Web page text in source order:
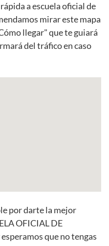
a escuela oficial de
mirar este mapa
llegar" que te guiará
del tráfico en caso
por darte la mejor
OFICIAL DE
que no tengas